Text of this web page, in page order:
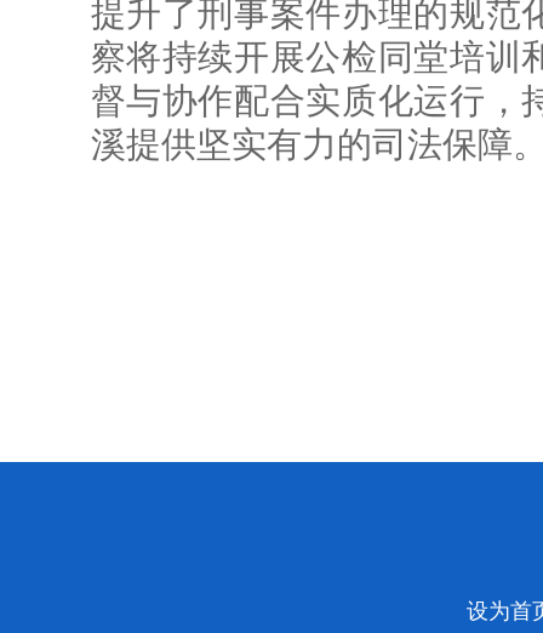
提升了刑事案件办理的规范
察将持续开展公检同堂培训
督与协作配合实质化运行，
溪提供坚实有力的司法保障
设为首